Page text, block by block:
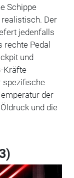
Schippe
Der
jedenfalls
rechte Pedal
und
Kräfte
spezifische
der
und die